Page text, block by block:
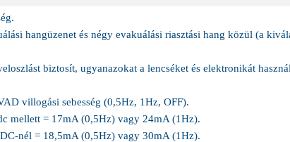
hangüzenet és négy evakuálási riasztási hang közül (a
biztosít, ugyanazokat a lencséket és elektronikát
villogási sebesség (0,5Hz, 1Hz, OFF).
mellett = 17mA (0,5Hz) vagy 24mA (1Hz).
nél = 18,5mA (0,5Hz) vagy 30mA (1Hz).